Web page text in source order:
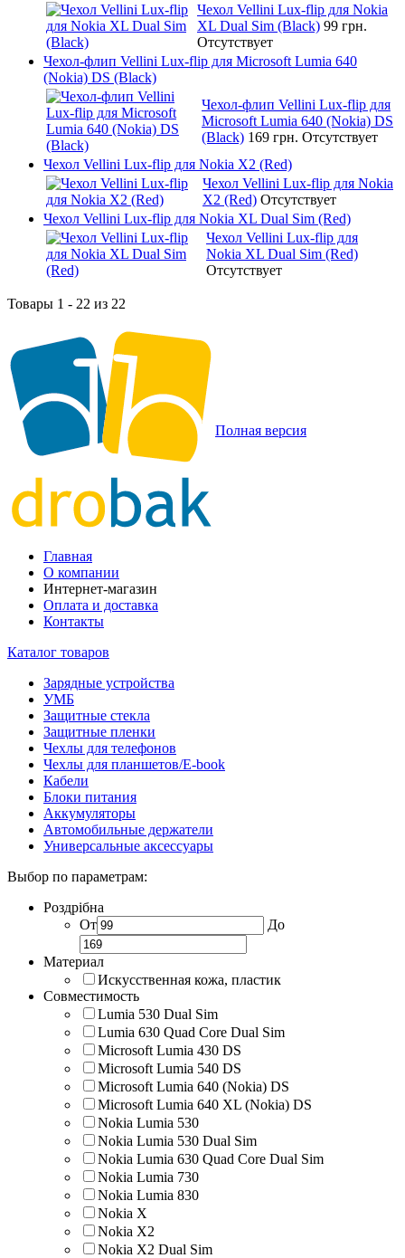
Чехол Vellini Lux-flip для Nokia
XL Dual Sim (Black) 99 грн.
Отсутствует
Чехол-флип Vellini Lux-flip для Microsoft Lumia 640
(Nokia) DS (Black)
Чехол-флип Vellini Lux-flip для
Microsoft Lumia 640 (Nokia) DS
(Black) 169 грн. Отсутствует
Чехол Vellini Lux-flip для Nokia X2 (Red)
Чехол Vellini Lux-flip для Nokia
X2 (Red) Отсутствует
Чехол Vellini Lux-flip для Nokia XL Dual Sim (Red)
Чехол Vellini Lux-flip для
Nokia XL Dual Sim (Red)
Отсутствует
Товары 1 - 22 из 22
Полная версия
Главная
О компании
Интернет-магазин
Оплата и доставка
Контакты
Каталог товаров
Зарядные устройства
УМБ
Защитные стекла
Защитные пленки
Чехлы для телефонов
Чехлы для планшетов/E-book
Кабели
Блоки питания
Аккумуляторы
Автомобильные держатели
Универсальные аксессуары
Выбор по параметрам:
Роздрібна
От
До
Материал
Искусственная кожа, пластик
Совместимость
Lumia 530 Dual Sim
Lumia 630 Quad Core Dual Sim
Microsoft Lumia 430 DS
Microsoft Lumia 540 DS
Microsoft Lumia 640 (Nokia) DS
Microsoft Lumia 640 XL (Nokia) DS
Nokia Lumia 530
Nokia Lumia 530 Dual Sim
Nokia Lumia 630 Quad Core Dual Sim
Nokia Lumia 730
Nokia Lumia 830
Nokia X
Nokia X2
Nokia X2 Dual Sim